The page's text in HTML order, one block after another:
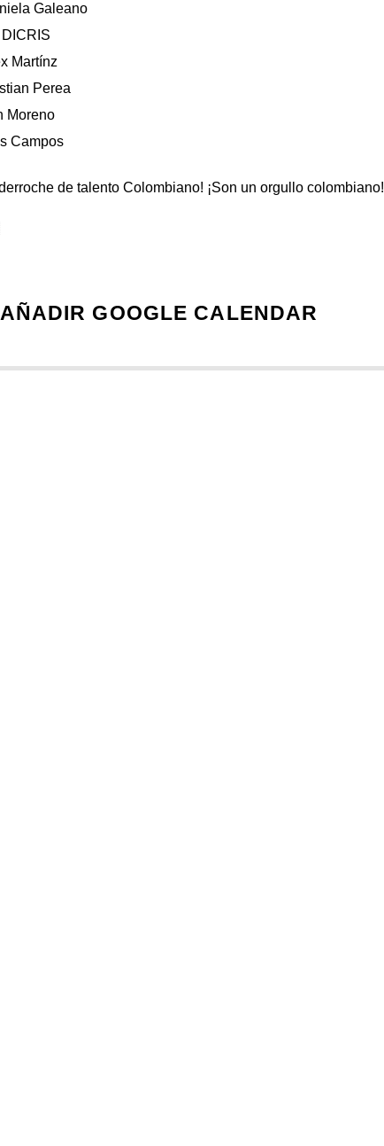
Galeano
DICRIS
Martínz
Perea
Moreno
Campos
de talento Colombiano! ¡Son un orgullo colombiano!
AÑADIR GOOGLE CALENDAR